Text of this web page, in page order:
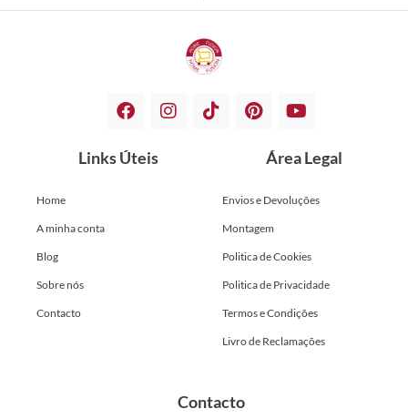
Links Úteis
Home
A minha conta
Blog
Sobre nós
Contacto
Área Legal
Envios e Devoluções
Montagem
Politica de Cookies
Politica de Privacidade
Termos e Condições
Livro de Reclamações
Contacto